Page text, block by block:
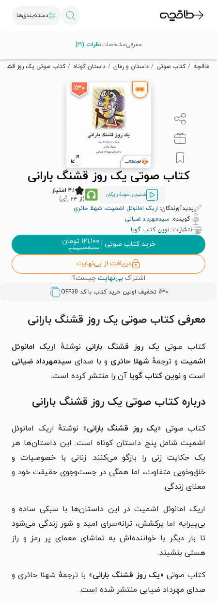
دسته‌بندی‌ها
تخفیف از طاقچه دریافت کن.
طاقچه کتاب صوتی داستان و رمان داستان کوتاه کتاب صوتی یک روز قشنگ
٪۳۰
کتاب صوتی یک روز قشنگ بارانی
شنیدن نمونۀ رایگان
۴.۱ امتیاز
(از ۲۴ رأی)
پدیدآورندگان: اریک امانوئل اشمیت، شهلا حائری
گوینده: سیدمهرداد ضیائی
انتشارات: نوین کتاب گویا
خرید کتاب صوتی | ۱۲۱,۱۰۰ تومان
۱۷۳,۰۰۰تومان
دریافت از بی‌نهایت
اشتراک بی‌نهایت چیست؟
٪۳۰ تخفیف اولین خرید کتاب با کد OFF30
معرفیمشخصاتنظرات (۱۹)
معرفی کتاب صوتی یک روز قشنگ بارانی
کتاب صوتی یک روز قشنگ بارانی نوشتهٔ اریک امانوئل
اشمیت و ترجمهٔ شهلا حائری و با صدای سیدمهرداد ضیائی
است و نوین کتاب گویا آن را منتشر کرده است.
درباره کتاب صوتی یک روز قشنگ بارانی
کتاب صوتی «یک روز قشنگ بارانی» نوشتهٔ اریک امانوئل
اشمیت شامل پنج داستان کوتاه است. این داستان‌ها هر
یک حکایت زنی را بازگو می‌کنند. زنانی با خصوصیات و
خلق‌وخویی متفاوت، اما همگی در جست‌وجوی حقیقت خود و
معنای زندگی.
اریک امانوئل اشمیت در این داستان‌ها با سبکی ساده و
بی‌پیرایه اما پرکشش، ترانه‌سرای امید و شور زندگی می‌شود
تا بار دیگر با خواننده‌اش به تماشای معمای پر رمز و راز
هستی بنشیند.
کتاب صوتی «یک روز قشنگ بارانی» با ترجمهٔ شهلا حائری و
صدای مهرداد ضیایی منتشر شده است.